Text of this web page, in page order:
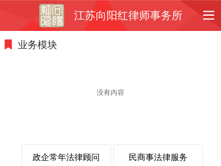
江苏向阳红律师事务所
业务模块
没有内容
政企常年法律顾问 民商事法律服务